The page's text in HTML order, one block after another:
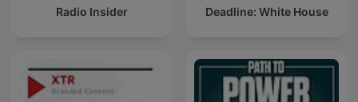
Radio Insider Deadline: White House